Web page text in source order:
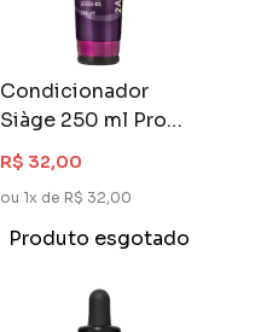
Condicionador
Siàge 250 ml Pro
Cronology
R$ 32,00
ou 1x de R$ 32,00
Produto esgotado